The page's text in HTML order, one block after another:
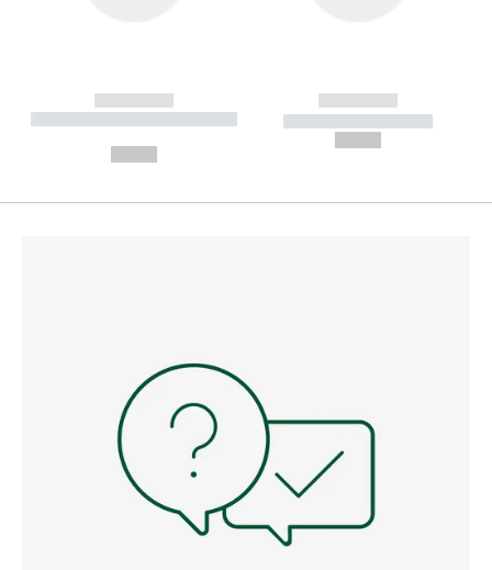
------------
----------- ----------- --------
------------
----------- -----------